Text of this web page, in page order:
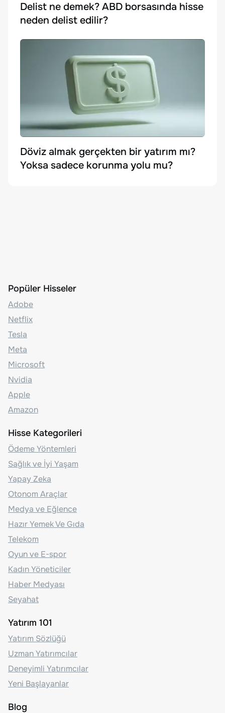
Delist ne demek? ABD borsasında hisse
neden delist edilir?
Döviz almak gerçekten bir yatırım mı?
Yoksa sadece korunma yolu mu?
Popüler Hisseler
Adobe
Netflix
Tesla
Meta
Microsoft
Nvidia
Apple
Amazon
Hisse Kategorileri
Ödeme Yöntemleri
Sağlık ve İyi Yaşam
Yapay Zeka
Otonom Araçlar
Medya ve Eğlence
Hazır Yemek Ve Gıda
Telekom
Oyun ve E-spor
Kadın Yöneticiler
Haber Medyası
Seyahat
Yatırım 101
Yatırım Sözlüğü
Uzman Yatırımcılar
Deneyimli Yatırımcılar
Yeni Başlayanlar
Blog